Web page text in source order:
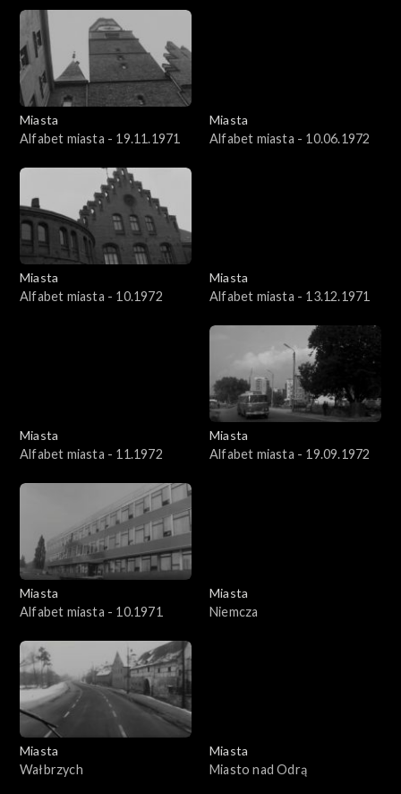
Miasta
Alfabet miasta - 19.11.1971
Miasta
Alfabet miasta - 10.06.1972
Miasta
Alfabet miasta - 10.1972
Miasta
Alfabet miasta - 13.12.1971
Miasta
Alfabet miasta - 11.1972
Miasta
Alfabet miasta - 19.09.1972
Miasta
Alfabet miasta - 10.1971
Miasta
Niemcza
Miasta
Wałbrzych
Miasta
Miasto nad Odrą